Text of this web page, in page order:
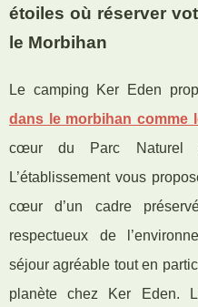
étoiles où réserver
le Morbihan
Le camping Ker Eden
dans le morbihan comme
cœur du Parc Naturel
L’établissement vous
cœur d’un cadre
respectueux de
séjour agréable tout en
planète chez Ker Eden.